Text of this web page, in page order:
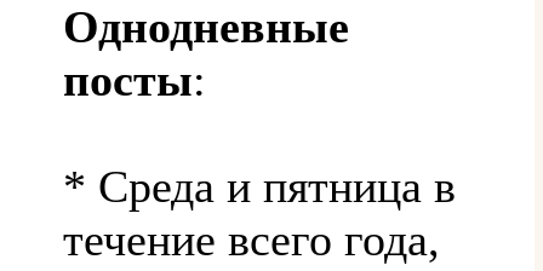
Однодневные
посты:
* Среда и пятница в
течение всего года,